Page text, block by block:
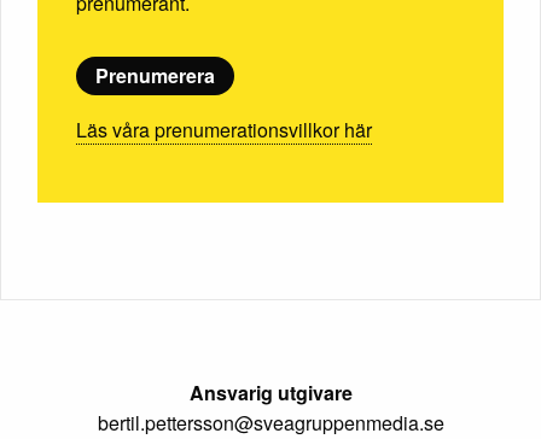
Prenumerera
Läs våra prenumerationsvillkor här
Ansvarig utgivare
bertil.pettersson@sveagruppenmedia.se